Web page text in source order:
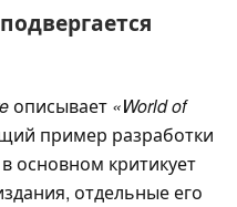
описывает «World of
пример разработки
основном критикует
отдельные его